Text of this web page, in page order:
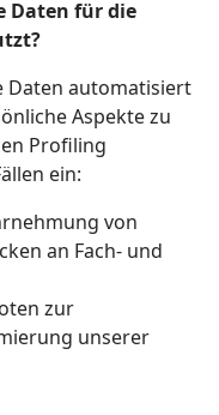
Daten für die
Daten automatisiert
Aspekte zu
Profiling
ein:
von
an Fach- und
zur
unserer